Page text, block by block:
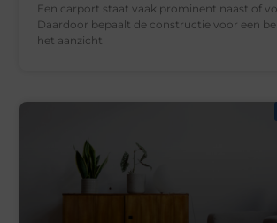
Een carport staat vaak prominent naast of
Daardoor bepaalt de constructie voor een
het aanzicht